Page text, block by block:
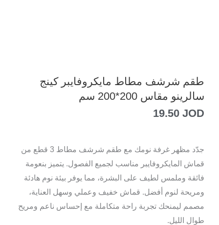
طقم شرشف مطاط مايكروفايبر كينج
سالرينو مقاس 200*200 سم
19.50 JOD
جدّد مظهر غرفة نومك مع طقم شرشف مطاط 3 قطع من
قماش المايكروفايبر مناسب لجميع الفصول. يتميز بنعومة
فائقة وملمس لطيف على البشرة، مما يوفر بيئة نوم هادئة
ومريحة لنوم أفضل. قماش خفيف وعملي وسهل العناية،
مصمم ليمنحك تجربة راحة متكاملة مع إحساس ناعم ومريح
طوال الليل.